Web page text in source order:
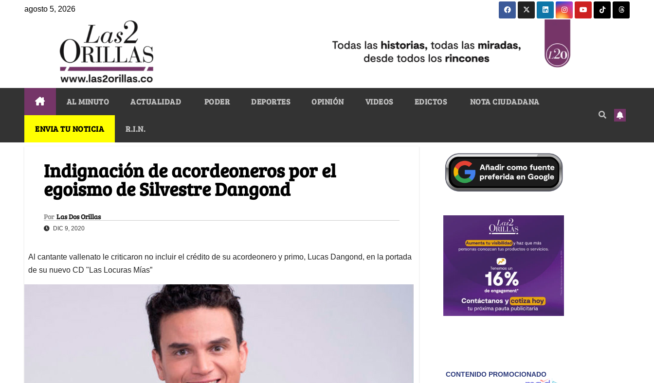
agosto 5, 2026
AL MINUTO ACTUALIDAD PODER DEPORTES OPINIÓN VIDEOS EDICTOS NOTA CIUDADANA
ENVIA TU NOTICIA R.I.N.
Indignación de acordeoneros por el
egoismo de Silvestre Dangond
Por Las Dos Orillas
DIC 9, 2020
Al cantante vallenato le criticaron no incluir el crédito de su acordeonero y primo, Lucas Dangond, en la portada
de su nuevo CD "Las Locuras Mías”